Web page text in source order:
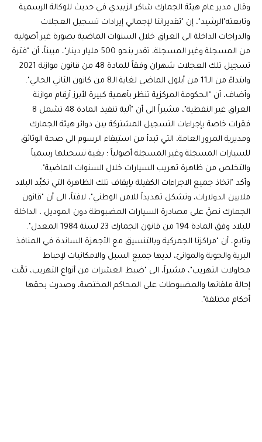
وقال مدير عام هيئة الجمارك شاكر الزبيدي في حديث للوكالة الرسمية
وتابعته"الرشيد"، إن "تقديراتنا لإجمالي إيرادات تسجيل العجلات
والدراجات الداخلة الى العراق خلال السنوات الماضية بصورة غير أصولية
من المسجلة وغير المسجلة، تقدر بنحو 500 مليار دينار"، مبيناً، أن "فترة
تسجيل تلك العجلات شهران وفقاً للمادة 48 من قانون موازنة 2021
وابتداءً من الـ11 من أيلول الماضي لغاية الـ8 من كانون الثاني الحالي".
وأضاف، أن "الحكومة المركزية تنظر بأهمية كبيرة لأبرز أرقام موازنة
العراق غير النفطية"، مشيراً الى أن "آلية تنفيذ المادة 48 تشمل 8
فقرات خاصة بإجراءات التسجيل المشتركة بين دوائر هيئة الجمارك
ومديرية المرور العامة، التي تبدأ من استيفاء الرسوم الى صحة الوثائق
للسيارات المسجلة وغير المسجلة أصولياً ؛ بغية تسجيلها رسمياً
والتخلص من ظاهرة تهريب السيارات خلال السنوات الماضية".
وأكد "اتخاذ جميع الاجراءات الكفيلة بإيقاف تلك الظاهرة التي تكبِّد البلاد
ملايين الدولارات، وتشكل تهديداً للامن الوطني"، لافتاً، الى أن "قانون
الجمارك نصَّ على مصادرة السيارات المضبوطة دون الموديل ، الداخلة
للبلاد وفق المادة 194 من قانون الجمارك 23 لسنة 1984 المعدل".
وتابع، أن "مراكزنا الجمركية وبالتنسيق مع الأجهزة الساندة في المنافذ
البرية والجوية والموانئ، لديها جميع السبل والامكانيات لإحباط
محاولات التهريب"، مشيراً، الى "ضبط العشرات من أنواع التهريب، تمَّت
إحالة ملفاتها والمضبوطات على المحاكم المختصة، وصدرت بحقها
أحكام مختلفة".